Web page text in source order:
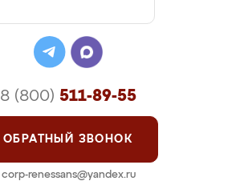
8 (800) 511-89-55
ОБРАТНЫЙ ЗВОНОК
corp-renessans@yandex.ru